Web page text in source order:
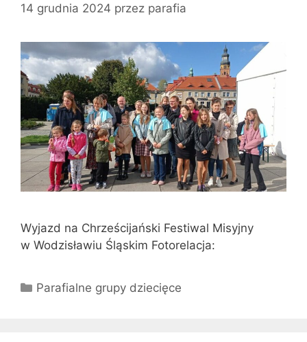
14 grudnia 2024 przez parafia
Wyjazd na Chrześcijański Festiwal Misyjny
w Wodzisławiu Śląskim Fotorelacja:
Kategorie
Parafialne grupy dziecięce